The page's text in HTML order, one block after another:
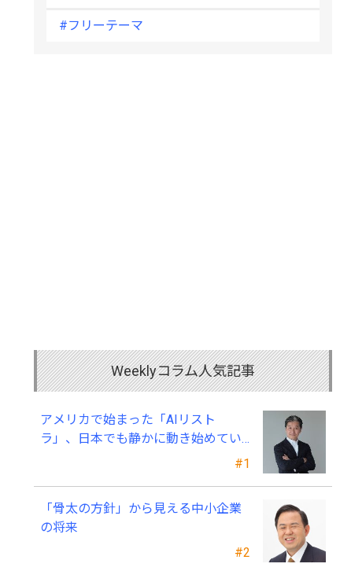
#フリーテーマ
Weeklyコラム人気記事
#1
アメリカで始まった「AIリスト
ラ」、日本でも静かに動き始めてい
る ～中小企業経営者が今、見直すべ
#2
「骨太の方針」から見える中小企業
の将来